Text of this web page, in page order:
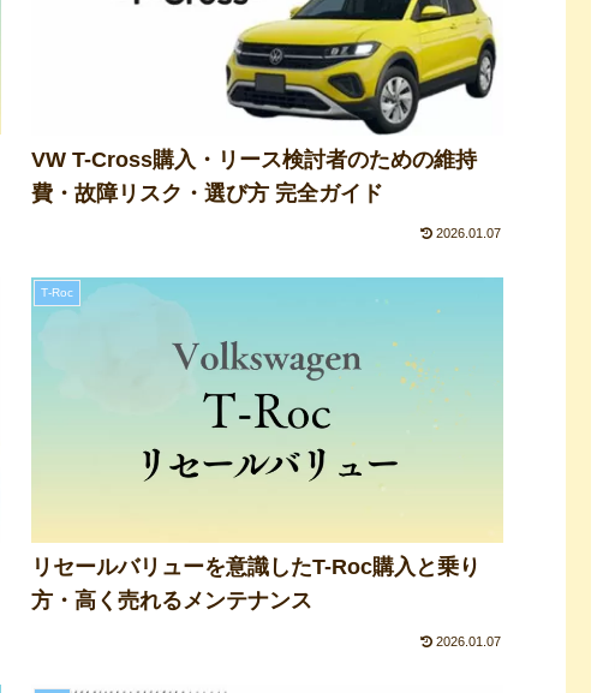
VW T-Cross購入・リース検討者のための維持
費・故障リスク・選び方 完全ガイド
2026.01.07
T‑Roc
リセールバリューを意識したT-Roc購入と乗り
方・高く売れるメンテナンス
2026.01.07